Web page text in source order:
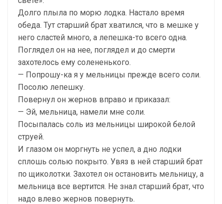
Долго плыла по морю лодка. Настало время
обеда. Тут старший брат хватился, что в мешке у
него сластей много, а лепешка-то всего одна.
Поглядел он на нее, поглядел и до смерти
захотелось ему солененького.
— Попрошу-ка я у мельницы прежде всего соли.
Посолю лепешку.
Повернул он жернов вправо и приказал:
— Эй, мельница, намели мне соли.
Посыпалась соль из мельницы широкой белой
струей.
И глазом он моргнуть не успел, а дно лодки
сплошь солью покрыто. Увяз в ней старший брат
по щиколотки. Захотел он остановить мельницу, а
мельница все вертится. Не знал старший брат, что
надо влево жернов повернуть.